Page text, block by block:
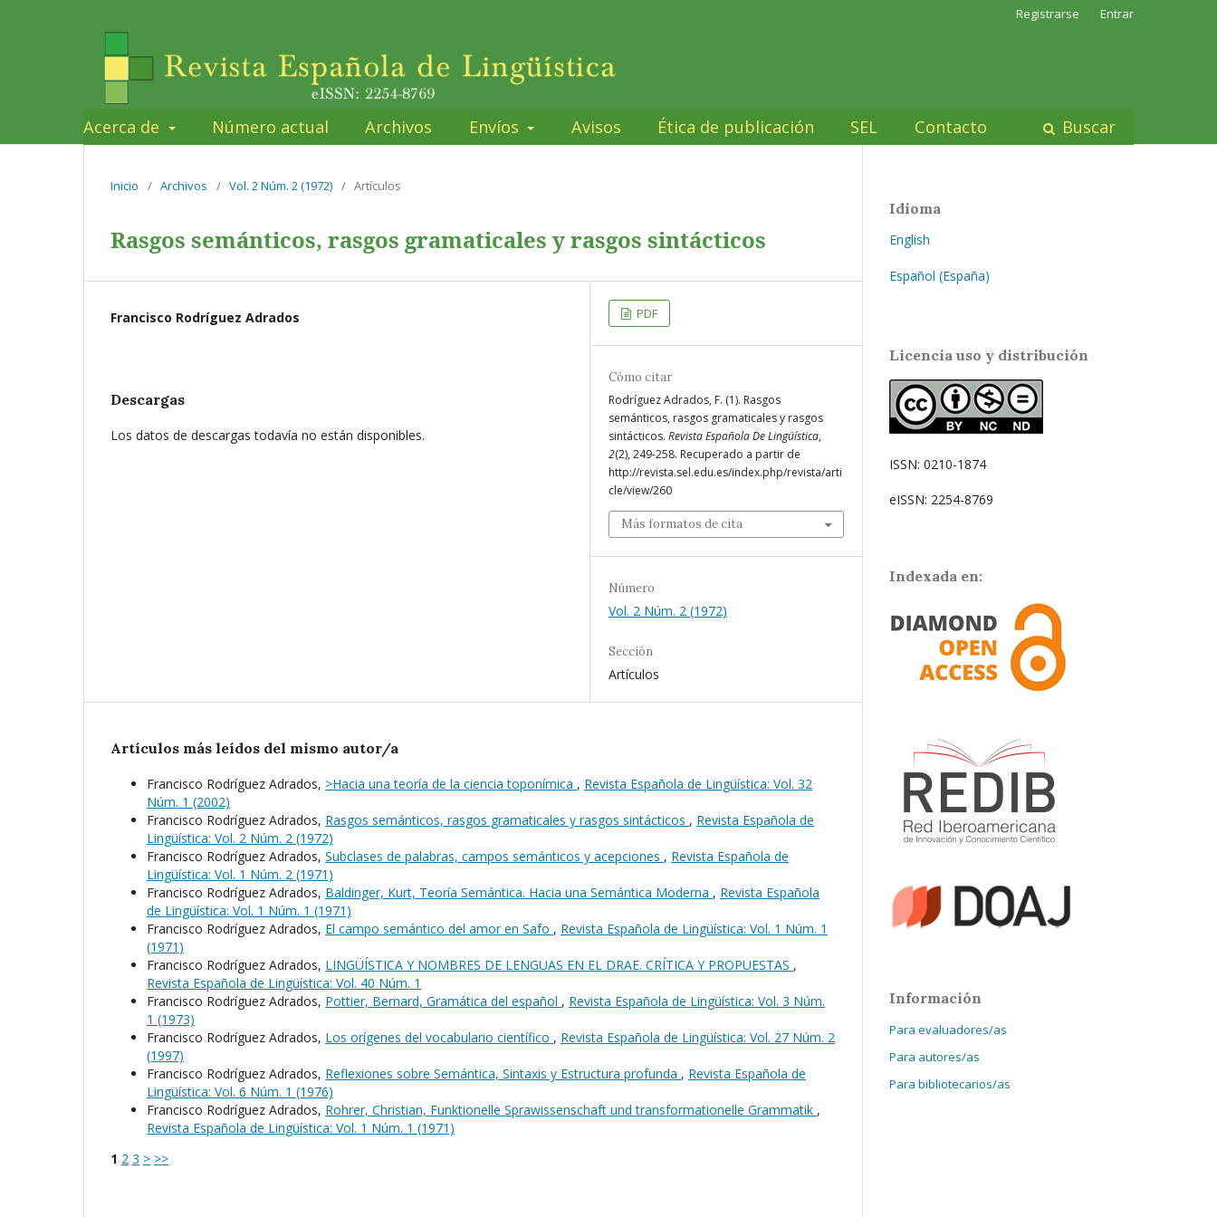
Acerca de Número actual Archivos Envíos Avisos Ética de publicación SEL Contacto Buscar
Registrarse Entrar
Inicio / Archivos / Vol. 2 Núm. 2 (1972) / Artículos
Rasgos semánticos, rasgos gramaticales y rasgos sintácticos
Francisco Rodríguez Adrados
Descargas
Los datos de descargas todavía no están disponibles.
PDF
Cómo citar
Rodríguez Adrados, F. (1). Rasgos
semánticos, rasgos gramaticales y rasgos
sintácticos. Revista Española De Lingüística,
2(2), 249-258. Recuperado a partir de
http://revista.sel.edu.es/index.php/revista/arti
cle/view/260
Más formatos de cita
Número
Vol. 2 Núm. 2 (1972)
Sección
Artículos
Artículos más leídos del mismo autor/a
Francisco Rodríguez Adrados, >Hacia una teoría de la ciencia toponímica , Revista Española de Lingüística: Vol. 32
Núm. 1 (2002)
Francisco Rodríguez Adrados, Rasgos semánticos, rasgos gramaticales y rasgos sintácticos , Revista Española de
Lingüística: Vol. 2 Núm. 2 (1972)
Francisco Rodríguez Adrados, Subclases de palabras, campos semánticos y acepciones , Revista Española de
Lingüística: Vol. 1 Núm. 2 (1971)
Francisco Rodríguez Adrados, Baldinger, Kurt, Teoría Semántica. Hacia una Semántica Moderna , Revista Española
de Lingüística: Vol. 1 Núm. 1 (1971)
Francisco Rodríguez Adrados, El campo semántico del amor en Safo , Revista Española de Lingüística: Vol. 1 Núm. 1
(1971)
Francisco Rodríguez Adrados, LINGÜÍSTICA Y NOMBRES DE LENGUAS EN EL DRAE. CRÍTICA Y PROPUESTAS ,
Revista Española de Lingüística: Vol. 40 Núm. 1
Francisco Rodríguez Adrados, Pottier, Bernard, Gramática del español , Revista Española de Lingüística: Vol. 3 Núm.
1 (1973)
Francisco Rodríguez Adrados, Los orígenes del vocabulario científico , Revista Española de Lingüística: Vol. 27 Núm. 2
(1997)
Francisco Rodríguez Adrados, Reflexiones sobre Semántica, Sintaxis y Estructura profunda , Revista Española de
Lingüística: Vol. 6 Núm. 1 (1976)
Francisco Rodríguez Adrados, Rohrer, Christian, Funktionelle Sprawissenschaft und transformationelle Grammatik ,
Revista Española de Lingüística: Vol. 1 Núm. 1 (1971)
1 2 3 > >>
Idioma
English
Español (España)
Licencia uso y distribución
ISSN: 0210-1874
eISSN: 2254-8769
Indexada en:
Información
Para evaluadores/as
Para autores/as
Para bibliotecarios/as